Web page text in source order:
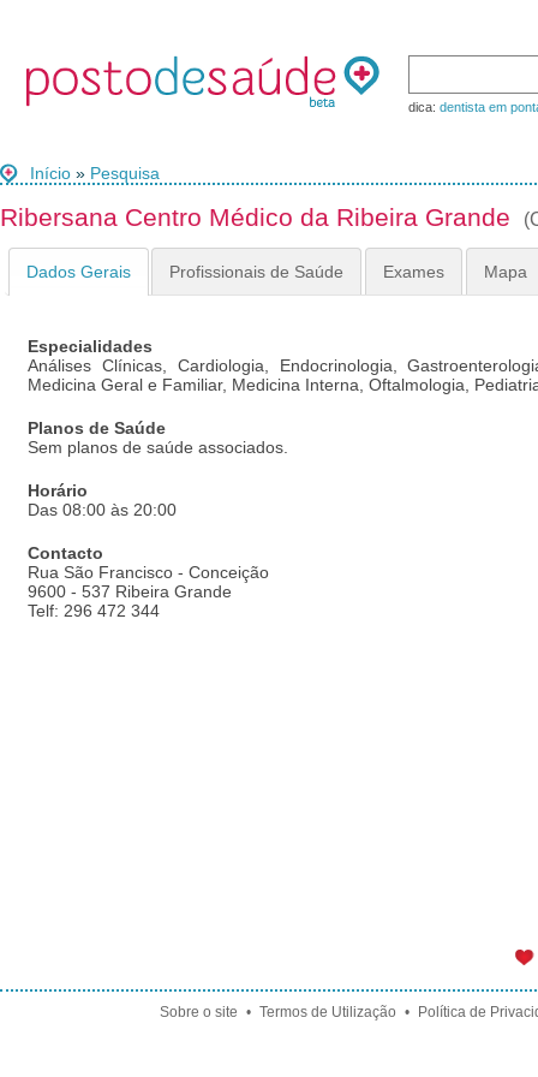
dica: dentista em
Início » Pesquisa
Ribersana Centro Médico da Ribeira Grande
Dados Gerais Profissionais de Saúde Exames Mapa
Especialidades
Análises Clínicas, Cardiologia, Endocrinologia,
Medicina Geral e Familiar, Medicina Interna, Oftalmologia,
Planos de Saúde
Sem planos de saúde associados.
Horário
Das 08:00 às 20:00
Contacto
Rua São Francisco - Conceição
9600 - 537 Ribeira Grande
Telf: 296 472 344
Sobre o site • Termos de Utilização • Política de